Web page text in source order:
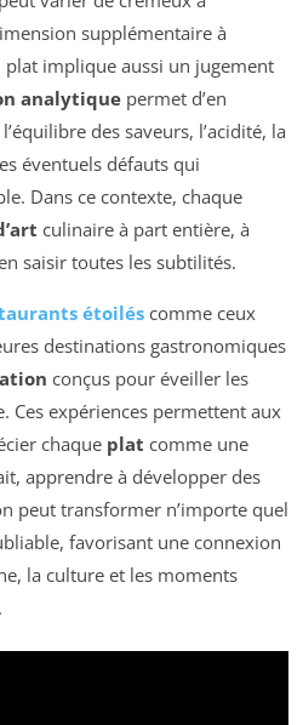
supplémentaire à
plat implique aussi un jugement
analytique permet d’en
des saveurs, l’acidité, la
éventuels défauts qui
Dans ce contexte, chaque
culinaire à part entière, à
saisir toutes les subtilités.
étoiléscomme ceux
destinations gastronomiques
conçus pour éveiller les
Ces expériences permettent aux
chaque plat comme une
apprendre à développer des
peut transformer n’importe quel
favorisant une connexion
la culture et les moments